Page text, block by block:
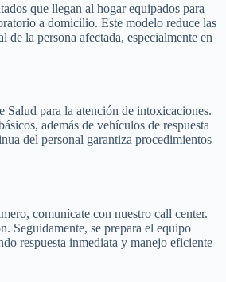
que llegan al hogar equipados para
a domicilio. Este modelo reduce las
la persona afectada, especialmente en
Salud para la atención de intoxicaciones.
además de vehículos de respuesta
del personal garantiza procedimientos
comunícate con nuestro call center.
Seguidamente, se prepara el equipo
respuesta inmediata y manejo eficiente